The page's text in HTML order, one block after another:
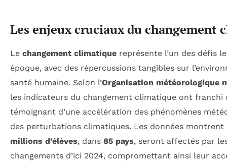
Les enjeux cruciaux du changement
Le changement climatique représente l’un des défis
époque, avec des répercussions tangibles sur
santé humaine. Selon l’Organisation météorologique
les indicateurs du changement climatique ont franchi
témoignant d’une accélération des phénomènes
des perturbations climatiques. Les données montrent
millions d’élèves, dans 85 pays, seront affectés par
changements d’ici 2024, compromettant ainsi leur